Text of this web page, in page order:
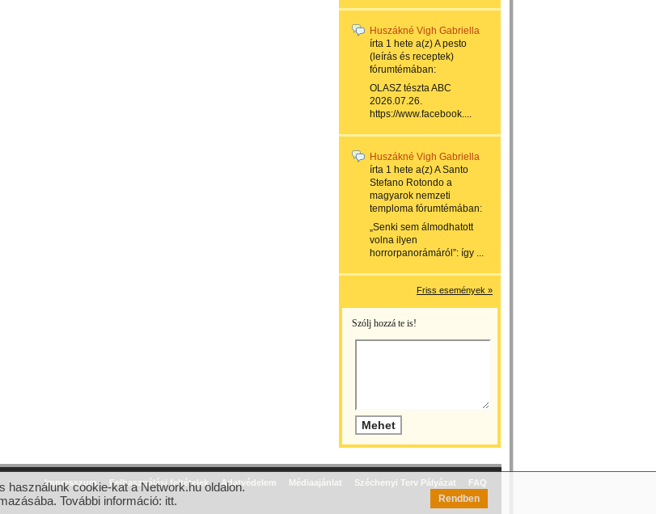
Huszákné Vigh Gabriella
írta 1 hete a(z)A pesto
(leírás és receptek)
fórumtémában:
OLASZ tészta ABC
2026.07.26.
https://www.facebook....
Huszákné Vigh Gabriella
írta 1 hete a(z)A Santo
Stefano Rotondo a
magyarok nemzeti
temploma fórumtémában:
„Senki sem álmodhatott
volna ilyen
horrorpanorámáról”: így ...
Friss események »
Szólj hozzá te is!
Impresszum Felhasználási feltételek Adatvédelem Médiaajánlat Széchenyi Terv Pályázat FAQ
használunk cookie-kat a Network.hu oldalon.
További információ: itt. Rendben